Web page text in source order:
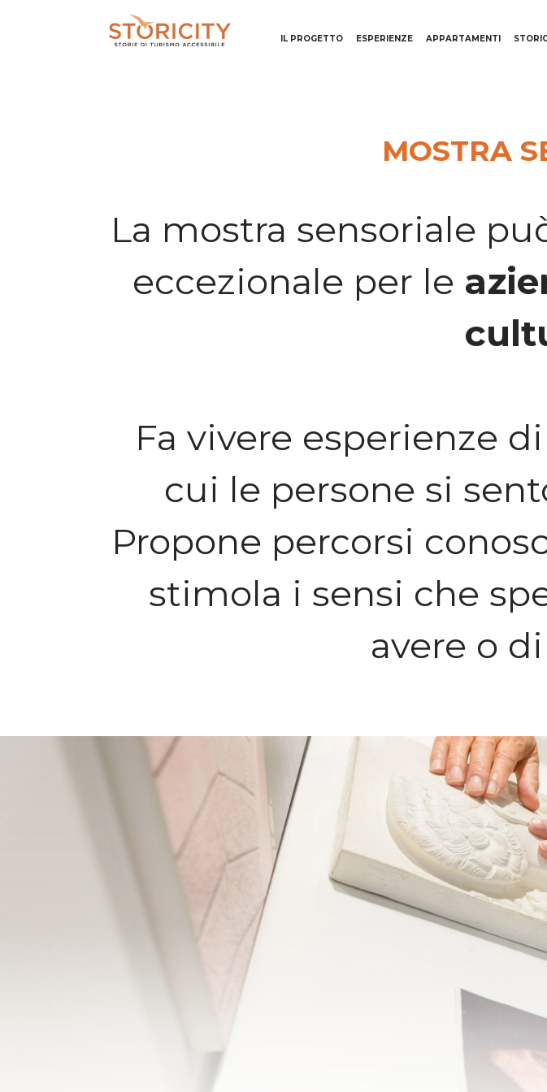
IL PROGETTO ESPERIENZE APPARTAMENTI
MOSTRA
La mostra sensoriale
eccezionale per le
Fa vivere esperienze
cui le persone si
Propone percorsi
stimola i sensi che
avere o